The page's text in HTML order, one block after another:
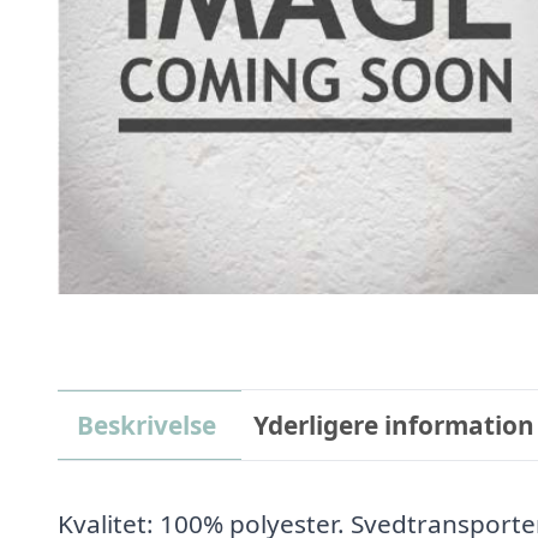
Beskrivelse Yderligere information
Kvalitet: 100% polyester.